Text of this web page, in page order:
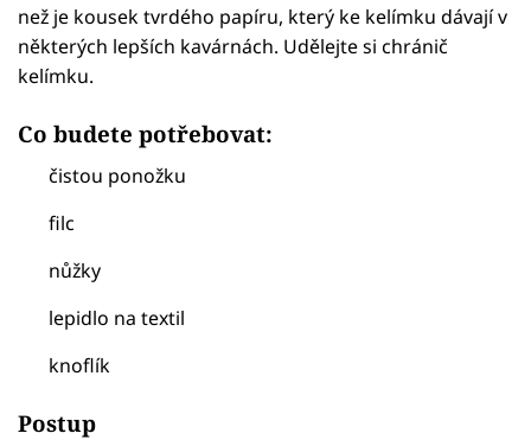
než je kousek tvrdého papíru, který ke kelímku dávají v
některých lepších kavárnách. Udělejte si chránič
kelímku.
Co budete potřebovat:
čistou ponožku
filc
nůžky
lepidlo na textil
knoflík
Postup